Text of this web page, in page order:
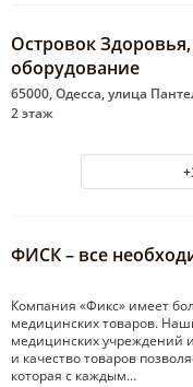
Островок
оборудование
65000, Одесса, улица
2 этаж
ФИСК – все
Компания «Фикс» имеет
медицинских товаров.
медицинских учреждений
и качество товаров
которая с каждым…